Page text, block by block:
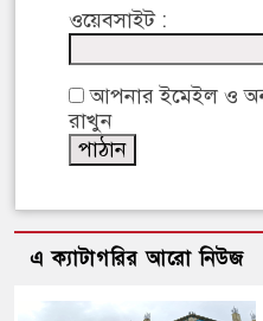
ওয়েবসাইট :
আপনার ইমেইল ও
রাখুন
এ ক্যাটাগরির আরো নিউজ